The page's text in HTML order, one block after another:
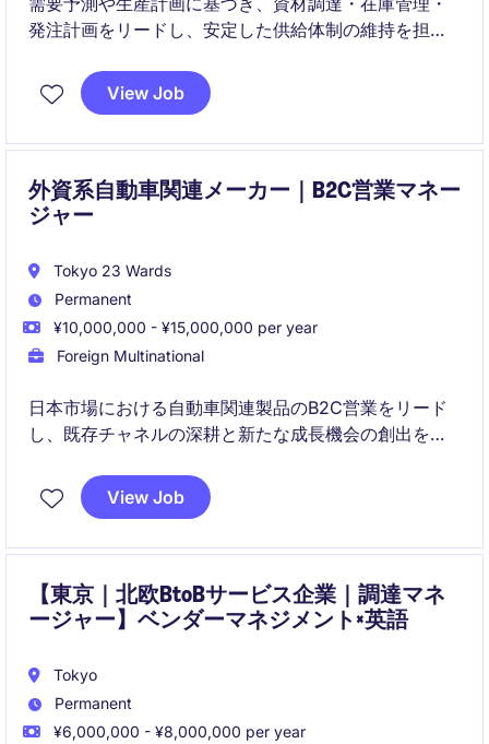
発注計画をリードし、安定した供給体制の維持を担う
製造・物流・開発部門およびサプライヤーと連携しな
View Job
外資系自動車関連メーカー｜B2C営業マネー
ジャー
Tokyo 23 Wards
Permanent
¥10,000,000 - ¥15,000,000 per year
Foreign Multinational
日本市場における自動車関連製品のB2C営業をリード
し、既存チャネルの深耕と新たな成長機会の創出を担
築、チームマネジメントを通じて、売上と利益の拡大
を推進していただきます。
View Job
【東京｜北欧BtoBサービス企業｜調達マネ
ージャー】ベンダーマネジメント×英語
Tokyo
Permanent
¥6,000,000 - ¥8,000,000 per year